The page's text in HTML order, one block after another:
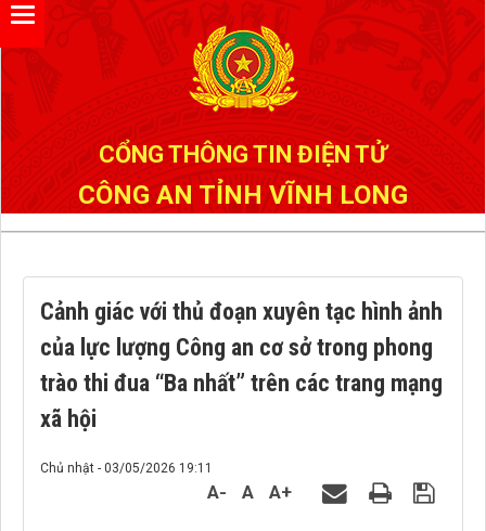
CỔNG THÔNG TIN ĐIỆN TỬ
CÔNG AN TỈNH VĨNH LONG
Cảnh giác với thủ đoạn xuyên tạc hình ảnh
của lực lượng Công an cơ sở trong phong
trào thi đua “Ba nhất” trên các trang mạng
xã hội
Chủ nhật - 03/05/2026 19:11
A- A A+